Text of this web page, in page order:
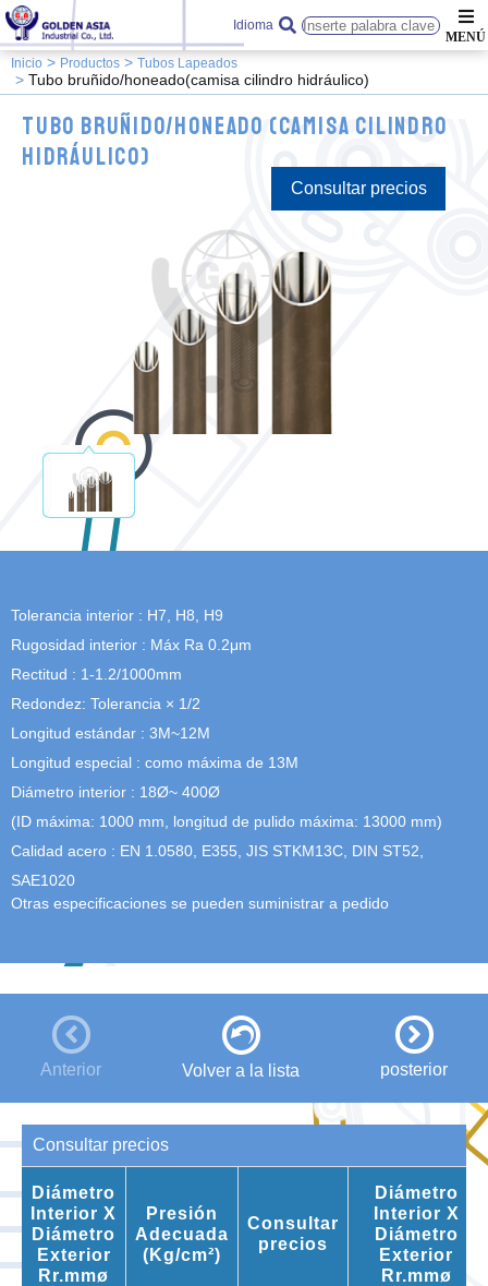
Idioma
Inicio Productos Tubos Lapeados
Tubo bruñido/honeado(camisa cilindro hidráulico)
TUBO BRUÑIDO/HONEADO (CAMISA CILINDRO
HIDRÁULICO)
Consultar precios
Tolerancia interior : H7, H8, H9
Rugosidad interior : Máx Ra 0.2μm
Rectitud : 1-1.2/1000mm
Redondez: Tolerancia × 1/2
Longitud estándar : 3M~12M
Longitud especial : como máxima de 13M
Diámetro interior : 18Ø~ 400Ø
(ID máxima: 1000 mm, longitud de pulido máxima: 13000 mm)
Calidad acero : EN 1.0580, E355, JIS STKM13C, DIN ST52,
SAE1020
Otras especificaciones se pueden suministrar a pedido
Anterior Volver a la lista posterior
Consultar precios
Diámetro
Interior X
Diámetro
Exterior
Rr.mmø
Presión
Adecuada
(Kg/cm²)
Consultar
precios
Diámetro
Interior X
Diámetro
Exterior
Rr.mmø